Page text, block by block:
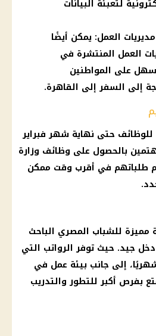
لتعبئة البيانات
العمل: يمكن أيضًا
العمل المنتشرة في
على المواطنين
إلى السفر إلى القاهرة.
حتى نهاية شهر فبراير
بالحصول على وظائف وزارة
طلباتهم في أقرب وقت ممكن
مميزة للشباب المصري الباحث
جيد. حيث توفر الرواتب التي
بفرص أكبر للتطور والتدريب